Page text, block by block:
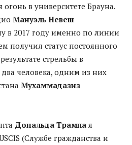
в университете Брауна.
Мануэль Невеш
в 2017 году именно по линии
получил статус постоянного
стрельбы в
человека, одним из них
Мухаммадазиз
Дональда Трампа я
(Службе гражданства и